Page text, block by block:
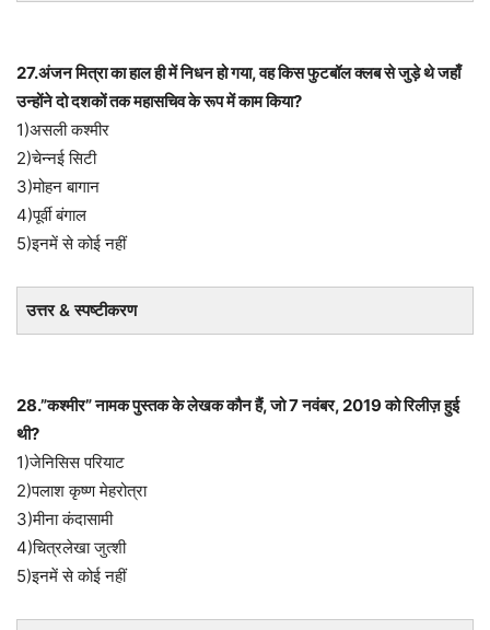
27.अंजन मित्रा का हाल ही में निधन हो गया, वह किस फुटबॉल क्लब से जुड़े थे जहाँ
उन्होंने दो दशकों तक महासचिव के रूप में काम किया?
1)असली कश्मीर
2)चेन्नई सिटी
3)मोहन बागान
4)पूर्वी बंगाल
5)इनमें से कोई नहीं
उत्तर & स्पष्टीकरण
28.”कश्मीर” नामक पुस्तक के लेखक कौन हैं, जो 7 नवंबर, 2019 को रिलीज़ हुई
थी?
1)जेनिसिस परियाट
2)पलाश कृष्ण मेहरोत्रा
3)मीना कंदासामी
4)चित्रलेखा जुत्शी
5)इनमें से कोई नहीं